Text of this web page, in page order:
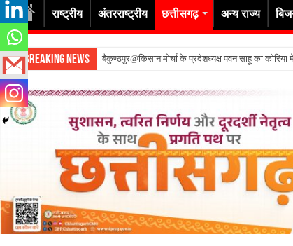
राष्ट्रीय अंतरराष्ट्रीय छत्तीसगढ़ अन्य राज्य
Breaking News बैकुण्ठपुर@किसान मोर्चा के प्रदेशध्यक्ष पवन साहू का